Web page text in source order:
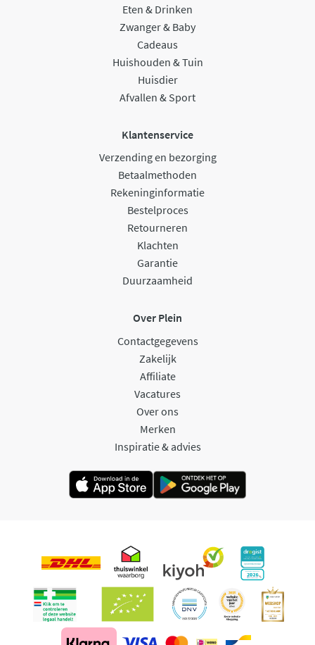
Eten & Drinken
Zwanger & Baby
Cadeaus
Huishouden & Tuin
Huisdier
Afvallen & Sport
Klantenservice
Verzending en bezorging
Betaalmethoden
Rekeninginformatie
Bestelproces
Retourneren
Klachten
Garantie
Duurzaamheid
Over Plein
Contactgegevens
Zakelijk
Affiliate
Vacatures
Over ons
Merken
Inspiratie & advies